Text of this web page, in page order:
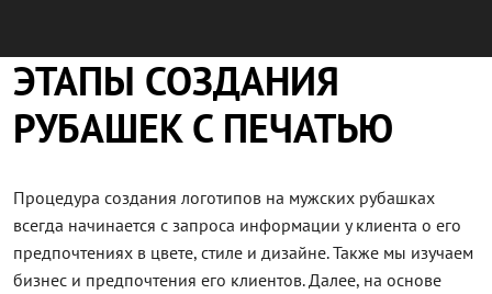
ЭТАПЫ СОЗДАНИЯ
РУБАШЕК С ПЕЧАТЬЮ
Процедура создания логотипов на мужских рубашках
всегда начинается с запроса информации у клиента о его
предпочтениях в цвете, стиле и дизайне. Также мы изучаем
бизнес и предпочтения его клиентов. Далее, на основе